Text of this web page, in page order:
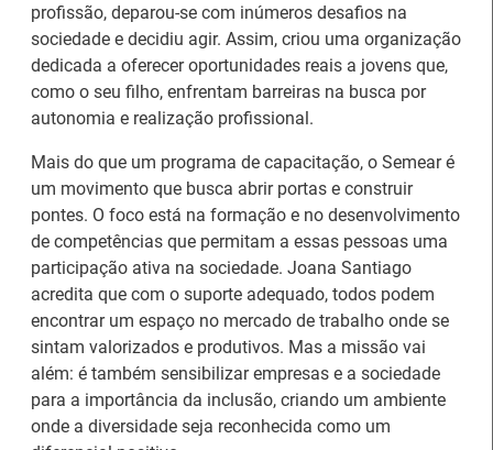
26.º Congresso
Internacional de
Formação para o
Trabalho Norte de
Portugal/Galiza 2026
Barómetro do Mercado
de Trabalho Europeu
mantém-se estável em
julho
profissão, deparou-se com inúmeros desafios na
sociedade e decidiu agir. Assim, criou uma organização
dedicada a oferecer oportunidades reais a jovens que,
como o seu filho, enfrentam barreiras na busca por
autonomia e realização profissional.
Mais do que um programa de capacitação, o Semear é
um movimento que busca abrir portas e construir
pontes. O foco está na formação e no desenvolvimento
de competências que permitam a essas pessoas uma
participação ativa na sociedade. Joana Santiago
acredita que com o suporte adequado, todos podem
encontrar um espaço no mercado de trabalho onde se
sintam valorizados e produtivos. Mas a missão vai
além: é também sensibilizar empresas e a sociedade
para a importância da inclusão, criando um ambiente
onde a diversidade seja reconhecida como um